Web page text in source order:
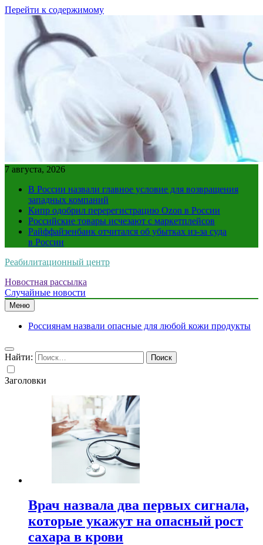
Перейти к содержимому
7 августа, 2026
В России назвали главное условие для возвращения
западных компаний
Кипр одобрил перерегистрацию Ozon в России
Российские товары исчезают с маркетплейсов
Райффайзенбанк отчитался об убытках из-за суда
в России
Реабилитационный центр
Новостная рассылка
Случайные новости
Меню
Россиянам назвали опасные для любой кожи продукты
Найти:
Заголовки
Врач назвала два первых сигнала,
которые укажут на опасный рост
сахара в крови